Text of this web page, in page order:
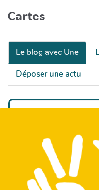
Aller au contenu
Cartes
Le blog avec Une
Déposer une actu